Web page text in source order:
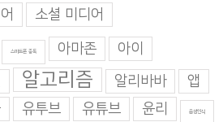
소셜 미디어
스마트폰 중독 아마존
아이
알고리즘 알리바바
앱
유투브 유튜브 윤리 음성인식